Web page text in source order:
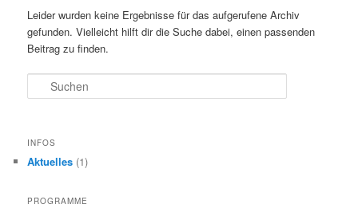
Leider wurden keine Ergebnisse für das aufgerufene Archiv
gefunden. Vielleicht hilft dir die Suche dabei, einen passenden
Beitrag zu finden.
Suchen
INFOS
Aktuelles (1)
PROGRAMME